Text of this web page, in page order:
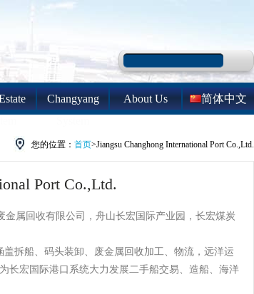
Changyang
About Us 简体中文
您的位置： 首页>Jiangsu Changhong International Port Co.,Ltd.
Port Co.,Ltd.
回收有限公司，舟山长宏国际产业园，长宏煤炭
拆船、码头装卸、废金属回收加工、物流，远洋运
长宏国际港口系统大力发展二手船交易、造船、海洋